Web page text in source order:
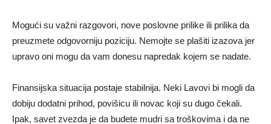
Mogući su važni razgovori, nove poslovne prilike ili prilika da
preuzmete odgovorniju poziciju. Nemojte se plašiti izazova jer
upravo oni mogu da vam donesu napredak kojem se nadate.
Finansijska situacija postaje stabilnija. Neki Lavovi bi mogli da
dobiju dodatni prihod, povišicu ili novac koji su dugo čekali.
Ipak, savet zvezda je da budete mudri sa troškovima i da ne